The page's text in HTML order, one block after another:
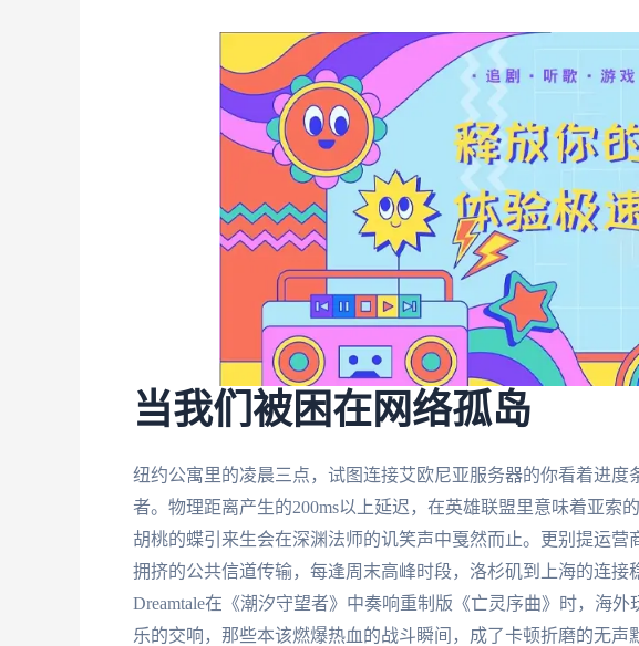
当我们被困在网络孤岛
纽约公寓里的凌晨三点，试图连接艾欧尼亚服务器的你看着进
者。物理距离产生的200ms以上延迟，在英雄联盟里意味着亚索
胡桃的蝶引来生会在深渊法师的讥笑声中戛然而止。更别提运
拥挤的公共信道传输，每逢周末高峰时段，洛杉矶到上海的连接
Dreamtale在《潮汐守望者》中奏响重制版《亡灵序曲》时，海
乐的交响，那些本该燃爆热血的战斗瞬间，成了卡顿折磨的无声